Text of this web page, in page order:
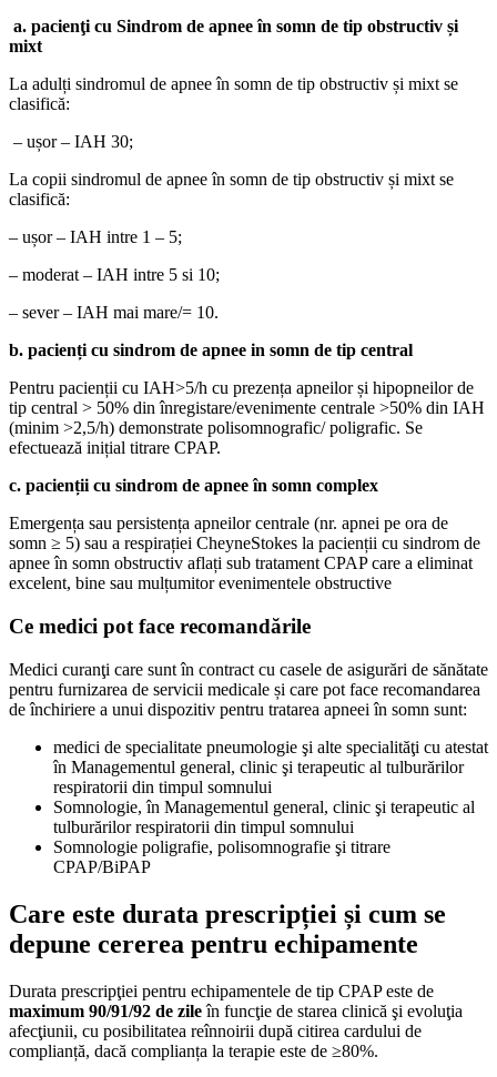
a. pacienţi cu Sindrom de apnee în somn de tip obstructiv și
mixt
La adulți sindromul de apnee în somn de tip obstructiv și mixt se
clasifică:
– ușor – IAH 30;
La copii sindromul de apnee în somn de tip obstructiv și mixt se
clasifică:
– ușor – IAH intre 1 – 5;
– moderat – IAH intre 5 si 10;
– sever – IAH mai mare/= 10.
b. pacienți cu sindrom de apnee in somn de tip central
Pentru pacienții cu IAH>5/h cu prezența apneilor și hipopneilor de
tip central > 50% din înregistare/evenimente centrale >50% din IAH
(minim >2,5/h) demonstrate polisomnografic/ poligrafic. Se
efectuează inițial titrare CPAP.
c. pacienții cu sindrom de apnee în somn complex
Emergența sau persistența apneilor centrale (nr. apnei pe ora de
somn ≥ 5) sau a respirației CheyneStokes la pacienții cu sindrom de
apnee în somn obstructiv aflați sub tratament CPAP care a eliminat
excelent, bine sau mulțumitor evenimentele obstructive
Ce medici pot face recomandările
Medici curanţi care sunt în contract cu casele de asigurări de sănătate
pentru furnizarea de servicii medicale și care pot face recomandarea
de închiriere a unui dispozitiv pentru tratarea apneei în somn sunt:
medici de specialitate pneumologie şi alte specialităţi cu atestat
în Managementul general, clinic şi terapeutic al tulburărilor
respiratorii din timpul somnului
Somnologie, în Managementul general, clinic şi terapeutic al
tulburărilor respiratorii din timpul somnului
Somnologie poligrafie, polisomnografie şi titrare
CPAP/BiPAP
Care este durata prescripției și cum se
depune cererea pentru echipamente
Durata prescripţiei pentru echipamentele de tip CPAP este de
maximum 90/91/92 de zileîn funcţie de starea clinică şi evoluţia
afecţiunii, cu posibilitatea reînnoirii după citirea cardului de
complianță, dacă complianța la terapie este de ≥80%.